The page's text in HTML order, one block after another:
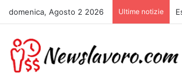
domenica, Agosto 2 2026 Ultime notizie